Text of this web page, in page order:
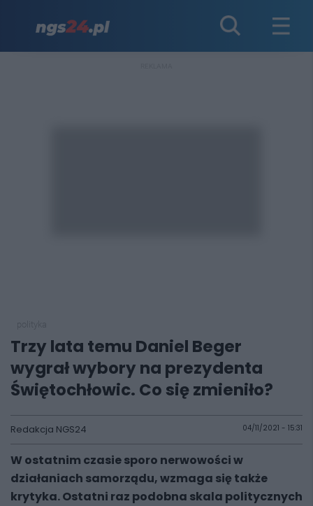
Trzy lata temu Daniel Beger
wygrał wybory na prezydenta
Świętochłowic. Co się zmieniło?
Redakcja NGS24 04/11/2021 - 15:31
W ostatnim czasie sporo nerwowości w
działaniach samorządu, wzmaga się także
krytyka. Ostatni raz podobna skala politycznych